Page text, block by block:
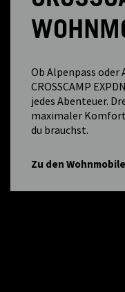
Ob Alpenpass
CROSSCAMP
jedes Abenteuer.
maximaler
du brauchst.
Zu den